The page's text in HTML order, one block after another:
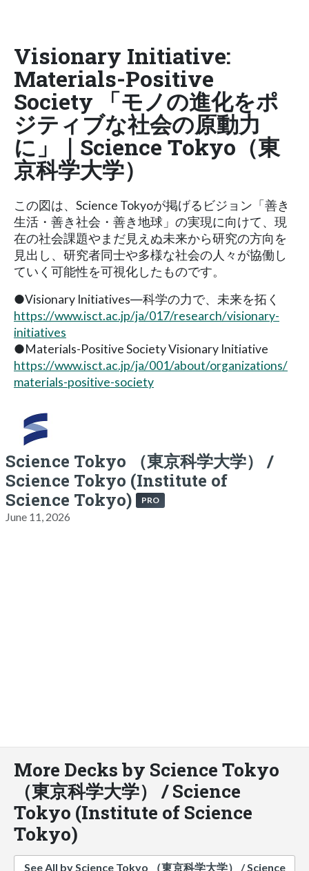
Visionary Initiative:
Materials-Positive
Society 「モノの進化をポ
ジティブな社会の原動力
に」｜Science Tokyo（東
京科学大学）
この図は、Science Tokyoが掲げるビジョン「善き
生活・善き社会・善き地球」の実現に向けて、現
在の社会課題やまだ見えぬ未来から研究の方向を
見出し、研究者同士や多様な社会の人々が協働し
ていく可能性を可視化したものです。
●Visionary Initiatives―科学の力で、未来を拓く
https://www.isct.ac.jp/ja/017/research/visionary-
initiatives
●Materials-Positive Society Visionary Initiative
https://www.isct.ac.jp/ja/001/about/organizations/
materials-positive-society
Science Tokyo （東京科学大学） /
Science Tokyo (Institute of
Science Tokyo)
PRO
June 11, 2026
More Decks by Science Tokyo
（東京科学大学） / Science
Tokyo (Institute of Science
Tokyo)
See All by Science Tokyo （東京科学大学） / Science